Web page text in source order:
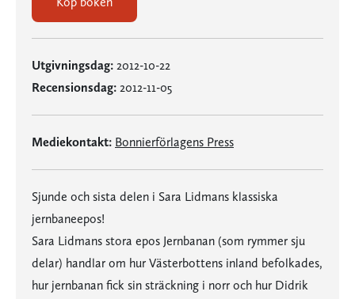
Utgivningsdag: 2012-10-22
Recensionsdag: 2012-11-05
Mediekontakt: Bonnierförlagens Press
Sjunde och sista delen i Sara Lidmans klassiska
jernbaneepos!
Sara Lidmans stora epos Jernbanan (som rymmer sju
delar) handlar om hur Västerbottens inland befolkades,
hur jernbanan fick sin sträckning i norr och hur Didrik